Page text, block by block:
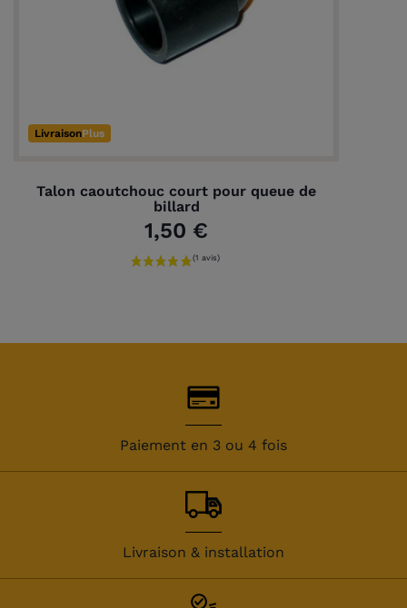
LivraisonPlus
Talon caoutchouc court pour queue de
billard
1,50 €
Paiement en 3 ou 4 fois
Livraison & installation